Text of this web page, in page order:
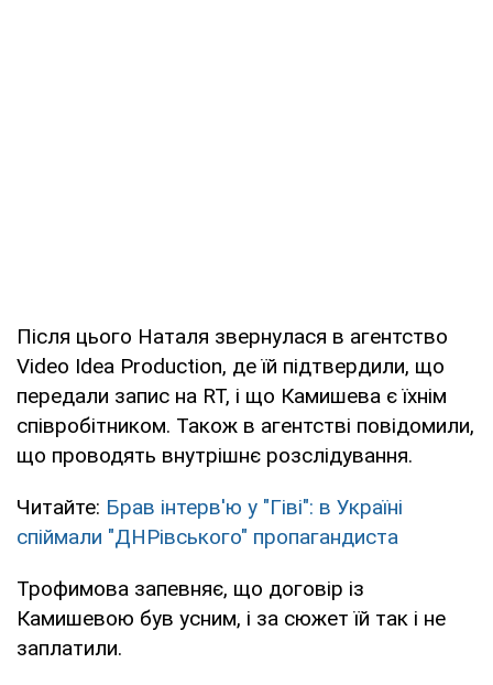
Після цього Наталя звернулася в агентство
Video Idea Production, де їй підтвердили, що
передали запис на RT, і що Камишева є їхнім
співробітником. Також в агентстві повідомили,
що проводять внутрішнє розслідування.
Читайте: Брав інтерв'ю у "Гіві": в Україні
спіймали "ДНРівського" пропагандиста
Трофимова запевняє, що договір із
Камишевою був усним, і за сюжет їй так і не
заплатили.